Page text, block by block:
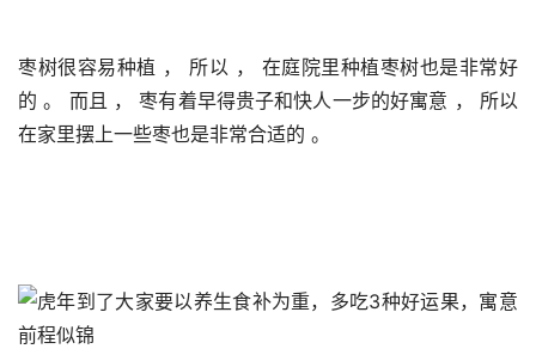
枣树很容易种植 ， 所以 ， 在庭院里种植枣树也是非常好
的 。 而且 ， 枣有着早得贵子和快人一步的好寓意 ， 所以
在家里摆上一些枣也是非常合适的 。